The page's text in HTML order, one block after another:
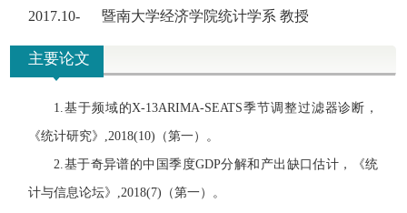
2017.10- 暨南大学经济学院统计学系 教授
主要论文
1.基于频域的X-13ARIMA-SEATS季节调整过滤器诊断，
《统计研究》 ,2018(10) （第一） 。
2.基于奇异谱的中国季度GDP分解和产出缺口估计，《统
计与信息论坛》 ,2018(7) （第一） 。